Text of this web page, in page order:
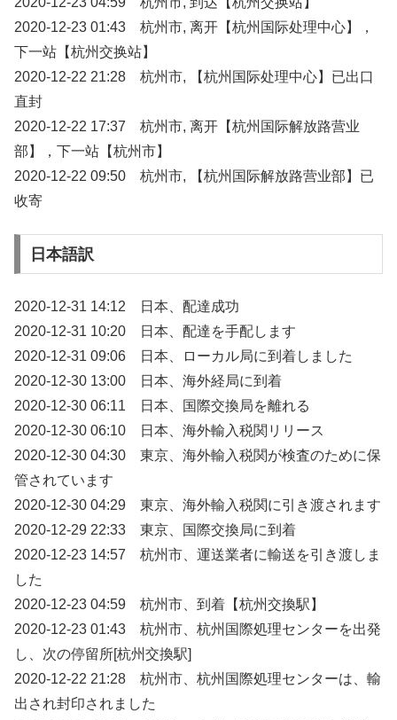
2020-12-23 01:43 杭州市, 离开【杭州国际处理中心】，
下一站【杭州交换站】
2020-12-22 21:28 杭州市, 【杭州国际处理中心】已出口
直封
2020-12-22 17:37 杭州市, 离开【杭州国际解放路营业
部】，下一站【杭州市】
2020-12-22 09:50 杭州市, 【杭州国际解放路营业部】已
收寄
日本語訳
2020-12-31 14:12 日本、配達成功
2020-12-31 10:20 日本、配達を手配します
2020-12-31 09:06 日本、ローカル局に到着しました
2020-12-30 13:00 日本、海外経局に到着
2020-12-30 06:11 日本、国際交換局を離れる
2020-12-30 06:10 日本、海外輸入税関リリース
2020-12-30 04:30 東京、海外輸入税関が検査のために保
管されています
2020-12-30 04:29 東京、海外輸入税関に引き渡されます
2020-12-29 22:33 東京、国際交換局に到着
2020-12-23 14:57 杭州市、運送業者に輸送を引き渡しま
した
2020-12-23 04:59 杭州市、到着【杭州交換駅】
2020-12-23 01:43 杭州市、杭州国際処理センターを出発
し、次の停留所[杭州交換駅]
2020-12-22 21:28 杭州市、杭州国際処理センターは、輸
出され封印されました